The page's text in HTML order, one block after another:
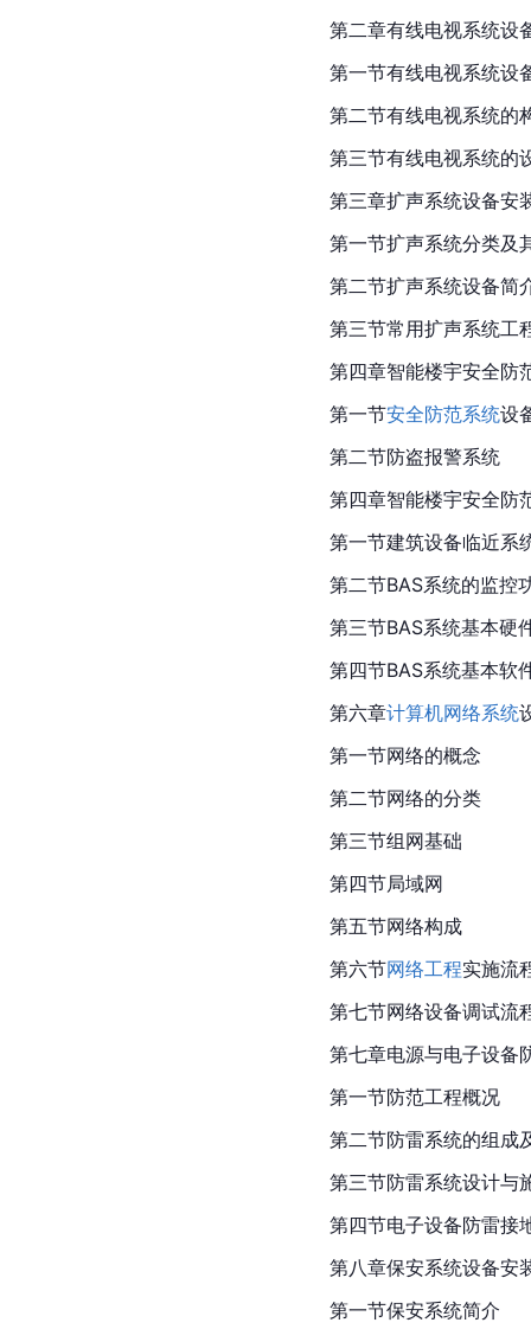
第二章有线电视系统设
第一节有线电视系统设
第二节有线电视系统的
第三节有线电视系统的
第三章扩声系统设备安
第一节扩声系统分类及
第二节扩声系统设备简
第三节常用扩声系统工
第四章智能楼宇安全防
第一节安全防范系统设
第二节防盗报警系统
第四章智能楼宇安全防
第一节建筑设备临近系
第二节BAS系统的监控
第三节BAS系统基本硬
第四节BAS系统基本软
第六章计算机网络系统
第一节网络的概念
第二节网络的分类
第三节组网基础
第四节局域网
第五节网络构成
第六节网络工程实施流
第七节网络设备调试流
第七章电源与电子设备
第一节防范工程概况
第二节防雷系统的组成
第三节防雷系统设计与
第四节电子设备防雷接
第八章保安系统设备安
第一节保安系统简介